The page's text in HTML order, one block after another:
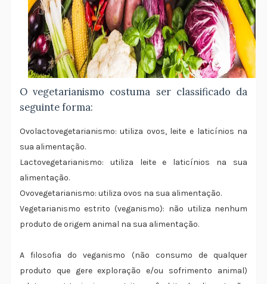
O vegetarianismo costuma ser classificado da
seguinte forma:
Ovolactovegetarianismo: utiliza ovos, leite e laticínios na
sua alimentação.
Lactovegetarianismo: utiliza leite e laticínios na sua
alimentação.
Ovovegetarianismo: utiliza ovos na sua alimentação.
Vegetarianismo estrito (veganismo): não utiliza nenhum
produto de origem animal na sua alimentação.
A filosofia do veganismo (não consumo de qualquer
produto que gere exploração e/ou sofrimento animal)